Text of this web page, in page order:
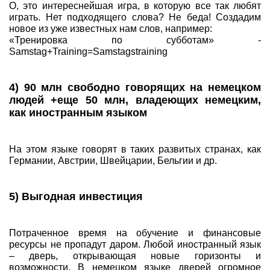
О, это интереснейшая игра, в которую все так любят
играть. Нет подходящего слова? Не беда! Создадим
новое из уже известных нам слов, например:
«Тренировка по субботам» -
Samstag+Training=Samstagstraining
4) 90 млн свободно говорящих на немецком
людей +еще 50 млн, владеющих немецким,
как иностранным языком
На этом языке говорят в таких развитых странах, как
Германии, Австрии, Швейцарии, Бельгии и др.
5) Выгодная инвестиция
Потраченное время на обучение и финансовые
ресурсы не пропадут даром. Любой иностранный язык
– дверь, открывающая новые горизонты и
возможности. В немецком языке дверей огромное